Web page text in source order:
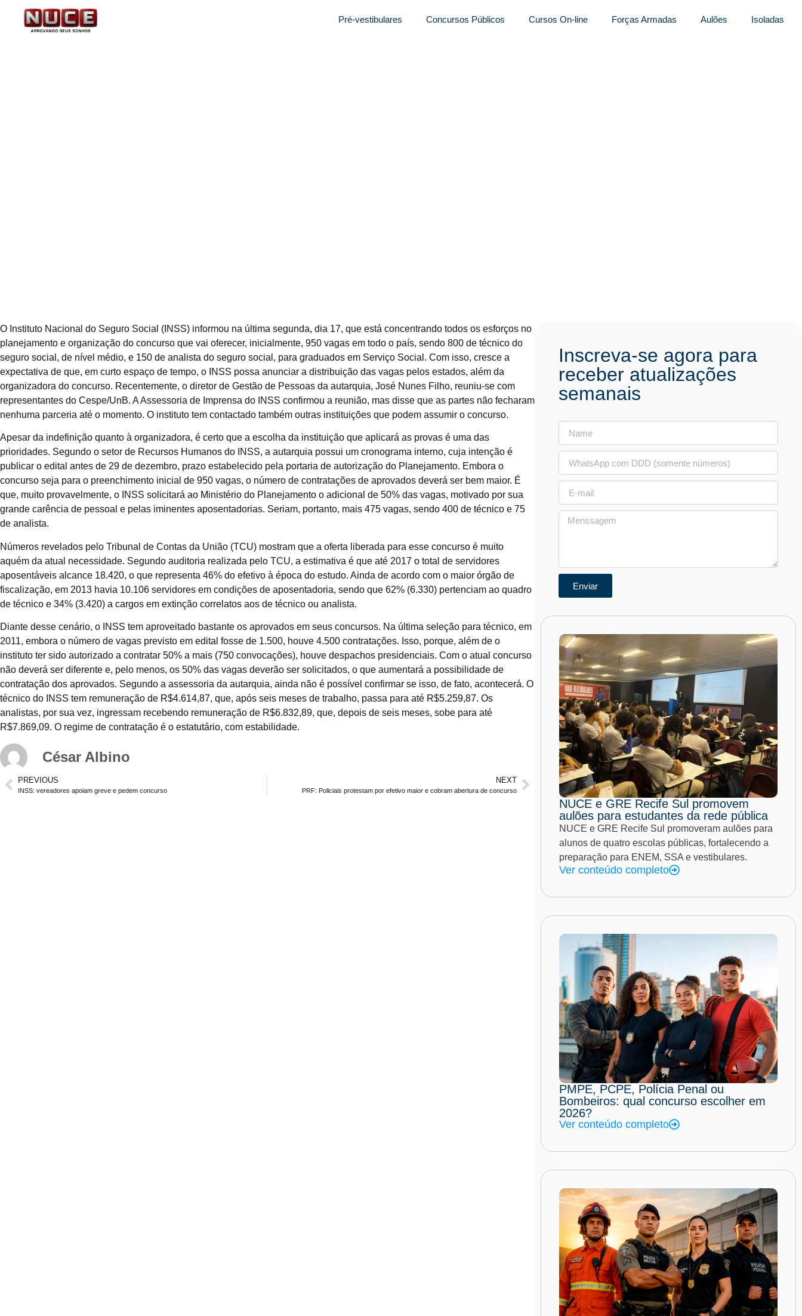
Pré-vestibulares Concursos Públicos Cursos On-line Forças Armadas Aulões Isoladas
O Instituto Nacional do Seguro Social (INSS) informou na última segunda, dia 17, que está concentrando todos os esforços no
planejamento e organização do concurso que vai oferecer, inicialmente, 950 vagas em todo o país, sendo 800 de técnico do
seguro social, de nível médio, e 150 de analista do seguro social, para graduados em Serviço Social. Com isso, cresce a
expectativa de que, em curto espaço de tempo, o INSS possa anunciar a distribuição das vagas pelos estados, além da
organizadora do concurso. Recentemente, o diretor de Gestão de Pessoas da autarquia, José Nunes Filho, reuniu-se com
representantes do Cespe/UnB. A Assessoria de Imprensa do INSS confirmou a reunião, mas disse que as partes não fecharam
nenhuma parceria até o momento. O instituto tem contactado também outras instituições que podem assumir o concurso.
Apesar da indefinição quanto à organizadora, é certo que a escolha da instituição que aplicará as provas é uma das
prioridades. Segundo o setor de Recursos Humanos do INSS, a autarquia possui um cronograma interno, cuja intenção é
publicar o edital antes de 29 de dezembro, prazo estabelecido pela portaria de autorização do Planejamento. Embora o
concurso seja para o preenchimento inicial de 950 vagas, o número de contratações de aprovados deverá ser bem maior. É
que, muito provavelmente, o INSS solicitará ao Ministério do Planejamento o adicional de 50% das vagas, motivado por sua
grande carência de pessoal e pelas iminentes aposentadorias. Seriam, portanto, mais 475 vagas, sendo 400 de técnico e 75
de analista.
Números revelados pelo Tribunal de Contas da União (TCU) mostram que a oferta liberada para esse concurso é muito
aquém da atual necessidade. Segundo auditoria realizada pelo TCU, a estimativa é que até 2017 o total de servidores
aposentáveis alcance 18.420, o que representa 46% do efetivo à época do estudo. Ainda de acordo com o maior órgão de
fiscalização, em 2013 havia 10.106 servidores em condições de aposentadoria, sendo que 62% (6.330) pertenciam ao quadro
de técnico e 34% (3.420) a cargos em extinção correlatos aos de técnico ou analista.
Diante desse cenário, o INSS tem aproveitado bastante os aprovados em seus concursos. Na última seleção para técnico, em
2011, embora o número de vagas previsto em edital fosse de 1.500, houve 4.500 contratações. Isso, porque, além de o
instituto ter sido autorizado a contratar 50% a mais (750 convocações), houve despachos presidenciais. Com o atual concurso
não deverá ser diferente e, pelo menos, os 50% das vagas deverão ser solicitados, o que aumentará a possibilidade de
contratação dos aprovados. Segundo a assessoria da autarquia, ainda não é possível confirmar se isso, de fato, acontecerá. O
técnico do INSS tem remuneração de R$4.614,87, que, após seis meses de trabalho, passa para até R$5.259,87. Os
analistas, por sua vez, ingressam recebendo remuneração de R$6.832,89, que, depois de seis meses, sobe para até
R$7.869,09. O regime de contratação é o estatutário, com estabilidade.
César Albino
PREVIOUS
INSS: vereadores apoiam greve e pedem concurso
NEXT
PRF: Policiais protestam por efetivo maior e cobram abertura de concurso
Inscreva-se agora para
receber atualizações
semanais
Enviar
NUCE e GRE Recife Sul promovem
aulões para estudantes da rede pública
NUCE e GRE Recife Sul promoveram aulões para
alunos de quatro escolas públicas, fortalecendo a
preparação para ENEM, SSA e vestibulares.
Ver conteúdo completo
PMPE, PCPE, Polícia Penal ou
Bombeiros: qual concurso escolher em
2026?
Ver conteúdo completo